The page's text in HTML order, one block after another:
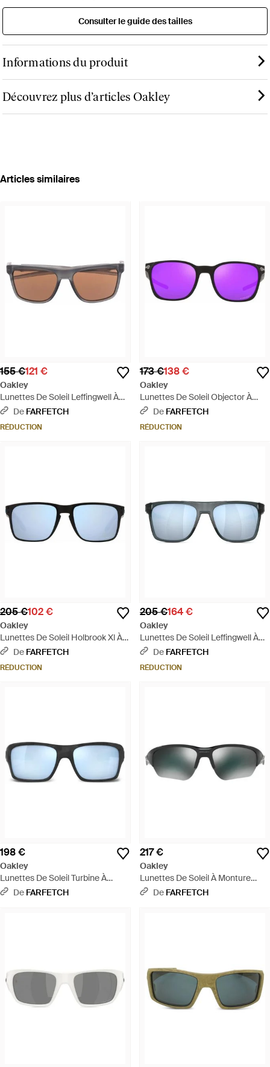
Consulter le guide des tailles
Informations du produit
Découvrez plus d’articles Oakley
Articles similaires
155 €121 €
Oakley
Lunettes De Soleil Leffingwell À
Monture Rectangulaire - Marron
De FARFETCH
RÉDUCTION
173 €138 €
Oakley
Lunettes De Soleil Objector À
Monture Rectangulaire - Violet
De FARFETCH
RÉDUCTION
205 €102 €
Oakley
Lunettes De Soleil Holbrook Xl À
Monture Rectangulaire - Bleu
De FARFETCH
RÉDUCTION
205 €164 €
Oakley
Lunettes De Soleil Leffingwell À
Monture Rectangulaire - Bleu
De FARFETCH
RÉDUCTION
198 €
Oakley
Lunettes De Soleil Turbine À
Monture Rectangulaire - Bleu
De FARFETCH
217 €
Oakley
Lunettes De Soleil À Monture
Rectangulaire - Vert
De FARFETCH